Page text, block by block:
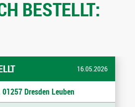
BESTELLT:
16.05.2026
Dresden Leuben